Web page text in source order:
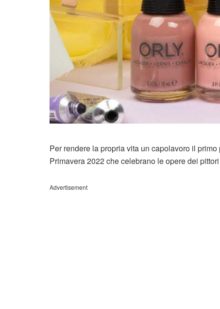
Per rendere la propria vita un capolavoro il
Primavera 2022 che celebrano le opere dei
Advertisement